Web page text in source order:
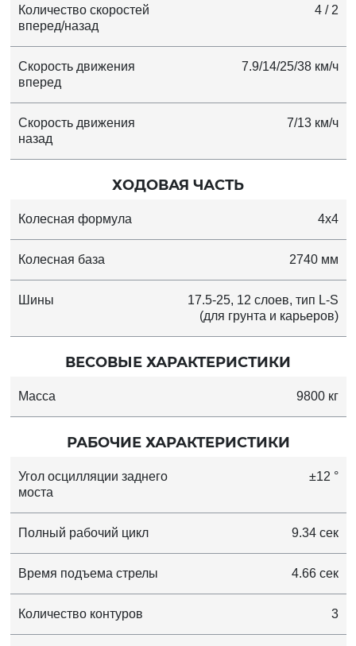
Количество скоростей
вперед/назад
4 / 2
Скорость движения
вперед
7.9/14/25/38 км/ч
Скорость движения
назад
7/13 км/ч
ХОДОВАЯ ЧАСТЬ
Колесная формула 4x4
Колесная база 2740 мм
Шины
17.5-25, 12 слоев, тип L-S
(для грунта и карьеров)
ВЕСОВЫЕ ХАРАКТЕРИСТИКИ
Масса 9800 кг
РАБОЧИЕ ХАРАКТЕРИСТИКИ
Угол осцилляции заднего
моста
±12 °
Полный рабочий цикл 9.34 сек
Время подъема стрелы 4.66 сек
Количество контуров 3